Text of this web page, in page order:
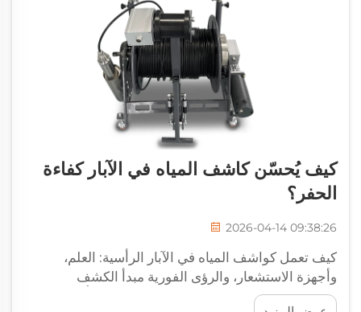
كيف يُحسّن كاشف المياه في الآبار كفاءة
الحفر؟
2026-04-14 09:38:26
كيف تعمل كواشف المياه في الآبار الرأسية: العلم،
وأجهزة الاستشعار، والرؤى الفورية مبدأ الكشف
الكهرومغناطيسي، والممانعة، والزلازلي مُبسَّطٌ تعتمد